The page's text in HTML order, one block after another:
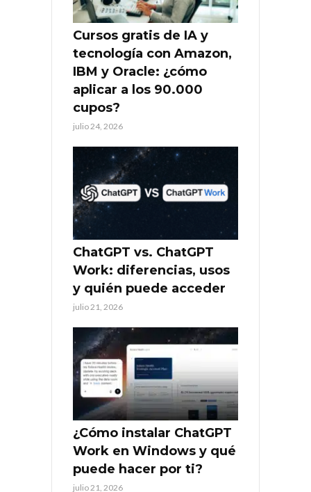
Cursos gratis de IA y
tecnología con Amazon,
IBM y Oracle: ¿cómo
aplicar a los 90.000
cupos?
julio 24, 2026
ChatGPT vs. ChatGPT
Work: diferencias, usos
y quién puede acceder
julio 21, 2026
¿Cómo instalar ChatGPT
Work en Windows y qué
puede hacer por ti?
julio 21, 2026